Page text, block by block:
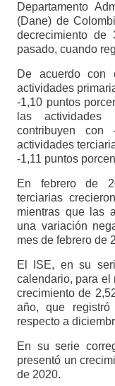
Departamento
(Dane) de
decrecimiento de
pasado, cuando
De acuerdo
actividades
-1,10 puntos
las actividades
contribuyen con
actividades
-1,11 puntos
En febrero de
terciarias
mientras que las
una variación
mes de febrero de
El ISE, en su
calendario, para el
crecimiento de
año, que
respecto a
En su serie
presentó un
de 2020.